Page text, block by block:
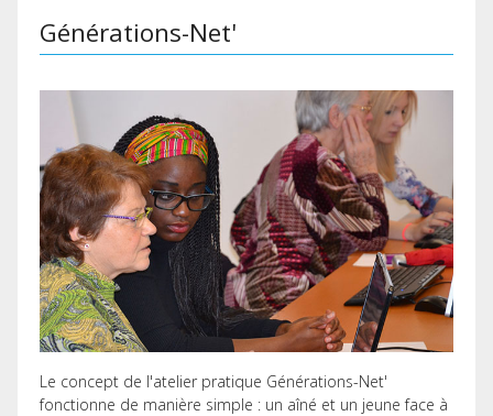
Générations-Net'
Le concept de l'atelier pratique Générations-Net'
fonctionne de manière simple : un aîné et un jeune face à